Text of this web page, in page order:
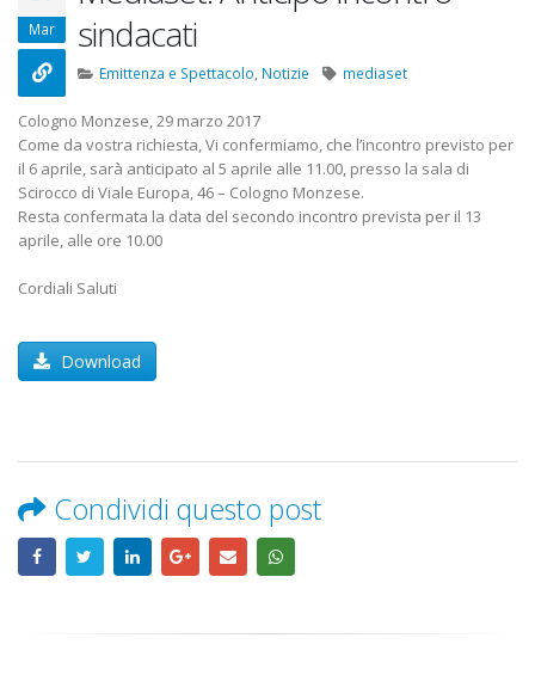
Mar
sindacati
Emittenza e Spettacolo Notizie mediaset
Cologno Monzese, 29 marzo 2017
Come da vostra richiesta, Vi confermiamo, che l’incontro previsto per
il 6 aprile, sarà anticipato al 5 aprile alle 11.00, presso la sala di
Scirocco di Viale Europa, 46 – Cologno Monzese.
Resta confermata la data del secondo incontro prevista per il 13
aprile, alle ore 10.00
Cordiali Saluti
Download
Condividi questo post
22 Ottobre 2022
Elezioni RSU TIM Servizi
13 Ottobre 2022
Telecom: sciopero contro
lo scorporo della rete
21 Giugno 2022